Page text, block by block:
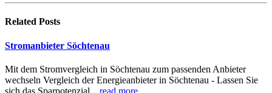
Related Posts
Stromanbieter Söchtenau
Mit dem Stromvergleich in Söchtenau zum passenden Anbieter
wechseln Vergleich der Energieanbieter in Söchtenau - Lassen Sie
sich das Sparpotenzial... read more